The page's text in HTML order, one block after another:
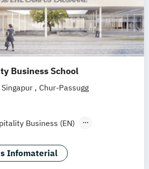
Business School
Singapur
Chur-Passugg
Business (EN)
Infomaterial